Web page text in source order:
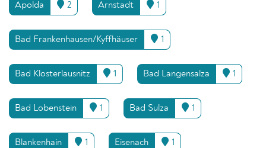
Apolda 2 Arnstadt 1
Bad Frankenhausen/Kyffhäuser 1
Bad Klosterlausnitz 1 Bad Langensalza 1
Bad Lobenstein 1 Bad Sulza 1
Blankenhain 1 Eisenach 1